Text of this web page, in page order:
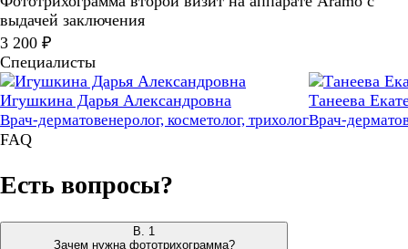
выдачей заключения
3 200 ₽
Специалисты
Игушкина Дарья Александровна
Врач-дерматовенеролог, косметолог, трихолог
Танеева
Врач-
FAQ
Есть вопросы?
В. 1
Зачем нужна фототрихограмма?